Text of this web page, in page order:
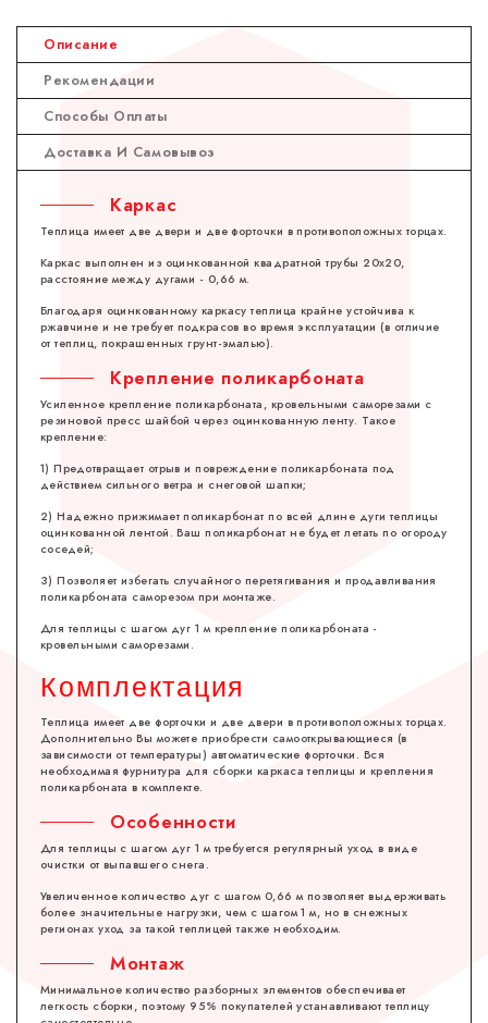
Описание
Рекомендации
Способы Оплаты
Доставка И Самовывоз
Каркас
Теплица имеет две двери и две форточки в противоположных торцах.
Каркас выполнен из оцинкованной квадратной трубы 20х20,
расстояние между дугами - 0,66 м.
Благодаря оцинкованному каркасу теплица крайне устойчива к
ржавчине и не требует подкрасов во время эксплуатации (в отличие
от теплиц, покрашенных грунт-эмалью).
Крепление поликарбоната
Усиленное крепление поликарбоната, кровельными саморезами с
резиновой пресс шайбой через оцинкованную ленту. Такое
крепление:
1) Предотвращает отрыв и повреждение поликарбоната под
действием сильного ветра и снеговой шапки;
2) Надежно прижимает поликарбонат по всей длине дуги теплицы
оцинкованной лентой. Ваш поликарбонат не будет летать по огороду
соседей;
3) Позволяет избегать случайного перетягивания и продавливания
поликарбоната саморезом при монтаже.
Для теплицы с шагом дуг 1 м крепление поликарбоната -
кровельными саморезами.
Комплектация
Теплица имеет две форточки и две двери в противоположных торцах.
Дополнительно Вы можете приобрести самооткрывающиеся (в
зависимости от температуры) автоматические форточки. Вся
необходимая фурнитура для сборки каркаса теплицы и крепления
поликарбоната в комплекте.
Особенности
Для теплицы с шагом дуг 1 м требуется регулярный уход в виде
очистки от выпавшего снега.
Увеличенное количество дуг с шагом 0,66 м позволяет выдерживать
более значительные нагрузки, чем с шагом 1 м, но в снежных
регионах уход за такой теплицей также необходим.
Монтаж
Минимальное количество разборных элементов обеспечивает
легкость сборки, поэтому 95% покупателей устанавливают теплицу